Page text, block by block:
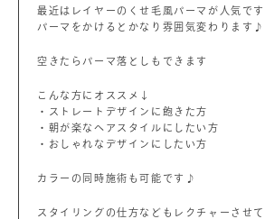
最近はレイヤーのくせ毛風パーマが人気で
パーマをかけるとかなり雰囲気変わります♪
空きたらパーマ落としもできます
こんな方にオススメ↓
・ストレートデザインに飽きた方
・朝が楽なヘアスタイルにしたい方
・おしゃれなデザインにしたい方
カラーの同時施術も可能です♪
スタイリングの仕方などもレクチャーさせて